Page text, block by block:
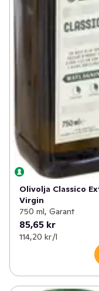
Olivolja Classico
Virgin
750 ml, Garant
85,65 kr
114,20 kr /l